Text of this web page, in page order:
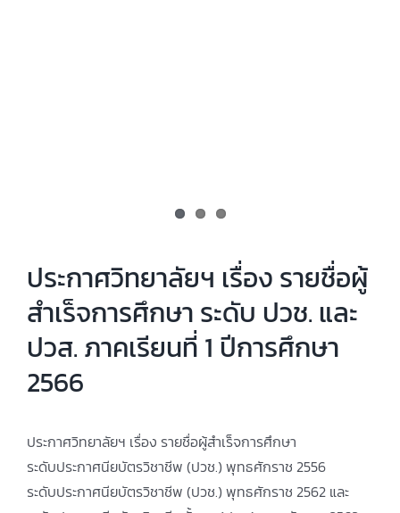
ประกาศวิทยาลัยฯ เรื่อง รายชื่อผู้
สำเร็จการศึกษา ระดับ ปวช. และ
ปวส. ภาคเรียนที่ 1 ปีการศึกษา
2566
ประกาศวิทยาลัยฯ เรื่อง รายชื่อผู้สำเร็จการศึกษา
ระดับประกาศนียบัตรวิชาชีพ (ปวช.) พุทธศักราช 2556
ระดับประกาศนียบัตรวิชาชีพ (ปวช.) พุทธศักราช 2562 และ